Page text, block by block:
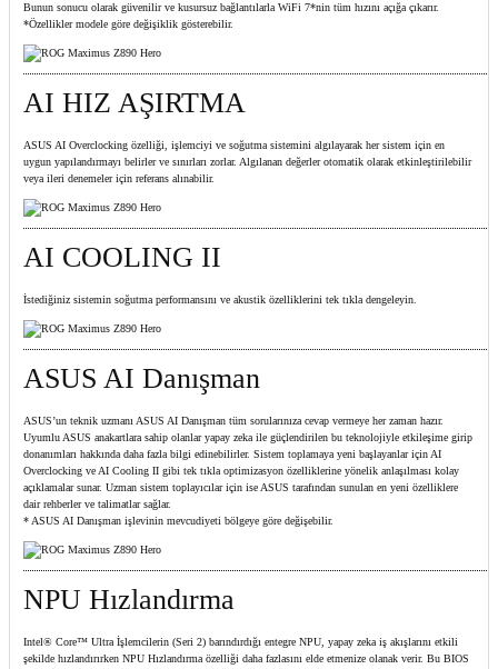
Bunun sonucu olarak güvenilir ve kusursuz bağlantılarla WiFi 7*nin tüm hızını açığa çıkarır.
*Özellikler modele göre değişiklik gösterebilir.
AI HIZ AŞIRTMA
ASUS AI Overclocking özelliği, işlemciyi ve soğutma sistemini algılayarak her sistem için en
uygun yapılandırmayı belirler ve sınırları zorlar. Algılanan değerler otomatik olarak etkinleştirilebilir
veya ileri denemeler için referans alınabilir.
AI COOLING II
İstediğiniz sistemin soğutma performansını ve akustik özelliklerini tek tıkla dengeleyin.
ASUS AI Danışman
ASUS’un teknik uzmanı ASUS AI Danışman tüm sorularınıza cevap vermeye her zaman hazır.
Uyumlu ASUS anakartlara sahip olanlar yapay zeka ile güçlendirilen bu teknolojiyle etkileşime girip
donanımları hakkında daha fazla bilgi edinebilirler. Sistem toplamaya yeni başlayanlar için AI
Overclocking ve AI Cooling II gibi tek tıkla optimizasyon özelliklerine yönelik anlaşılması kolay
açıklamalar sunar. Uzman sistem toplayıcılar için ise ASUS tarafından sunulan en yeni özelliklere
dair rehberler ve talimatlar sağlar.
* ASUS AI Danışman işlevinin mevcudiyeti bölgeye göre değişebilir.
NPU Hızlandırma
Intel® Core™ Ultra İşlemcilerin (Seri 2) barındırdığı entegre NPU, yapay zeka iş akışlarını etkili
şekilde hızlandırırken NPU Hızlandırma özelliği daha fazlasını elde etmenize olanak verir. Bu BIOS